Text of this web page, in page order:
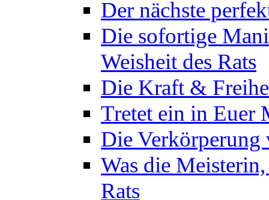
Der nächste
Die sofortige
Weisheit des Rats
Die Kraft &
Tretet ein in Euer
Die Verkörperung
Was die
Rats